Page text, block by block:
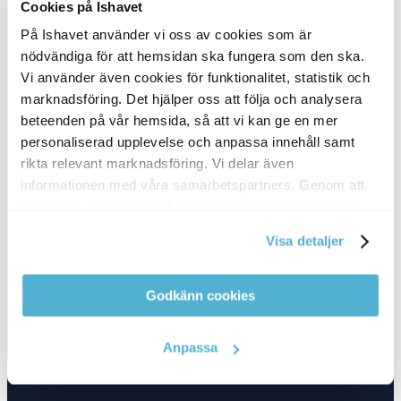
Cookies på Ishavet
På Ishavet använder vi oss av cookies som är
nödvändiga för att hemsidan ska fungera som den ska.
Vi använder även cookies för funktionalitet, statistik och
marknadsföring. Det hjälper oss att följa och analysera
beteenden på vår hemsida, så att vi kan ge en mer
personaliserad upplevelse och anpassa innehåll samt
rikta relevant marknadsföring. Vi delar även
informationen med våra samarbetspartners. Genom att
Visa detaljer
Godkänn cookies
Anpassa
Kundfavoriter
Prova på lådor (Nyhet!)
Laxfilé, Laxrygg
Stora Räkor
Gourmetmix
Svenska ishavet AB
Telefon:08-410 434 41
Faktureringsadress:
Box 4010, 14104 Huddinge
Orgnr:559013-8490